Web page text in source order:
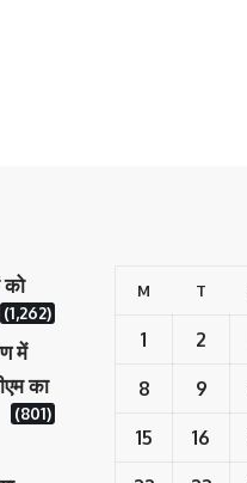
को
(1,262)
में
का
(801)
M T
1 2
8 9
15 16